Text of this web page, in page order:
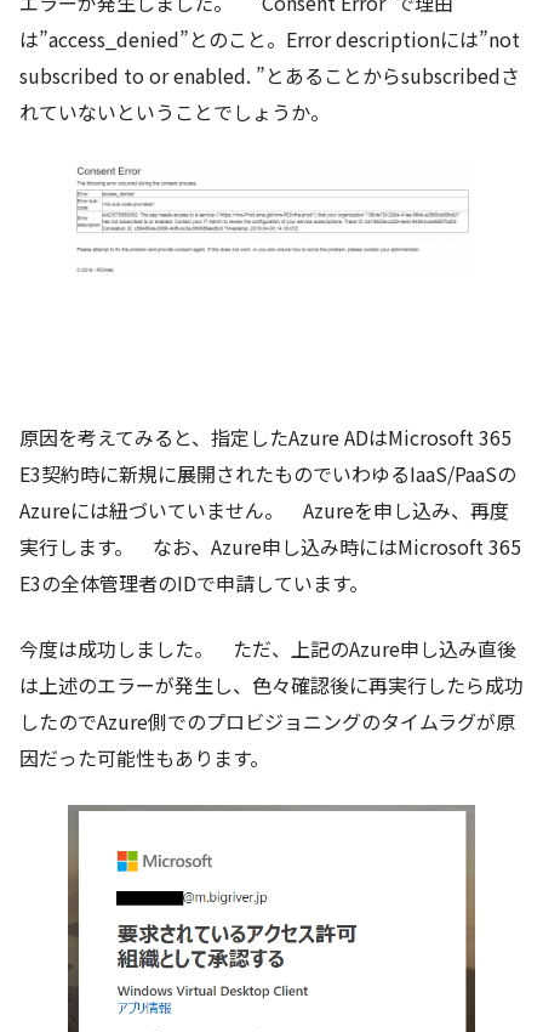
は”access_denied”とのこと。Error descriptionには”not
subscribed to or enabled. ”とあることからsubscribedさ
れていないということでしょうか。
原因を考えてみると、指定したAzure ADはMicrosoft 365
E3契約時に新規に展開されたものでいわゆるIaaS/PaaSの
Azureには紐づいていません。 Azureを申し込み、再度
実行します。 なお、Azure申し込み時にはMicrosoft 365
E3の全体管理者のIDで申請しています。
今度は成功しました。 ただ、上記のAzure申し込み直後
は上述のエラーが発生し、色々確認後に再実行したら成功
したのでAzure側でのプロビジョニングのタイムラグが原
因だった可能性もあります。